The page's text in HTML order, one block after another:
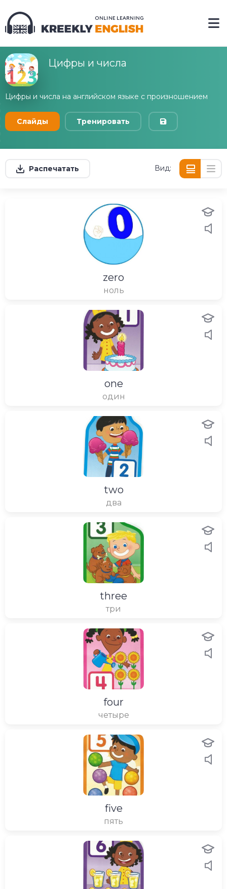
Цифры и числа
Цифры и числа на английском языке с произношением
Слайды Тренировать
Распечатать Вид:
zero
ноль
one
один
two
два
three
три
four
четыре
five
пять